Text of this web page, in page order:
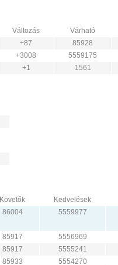
Változás
Várható
+87
85928
+3008
5559175
+1 1561
Követők
Kedvelések
86004 5559977
85917
5556969
85917
5555241
85933
5554270